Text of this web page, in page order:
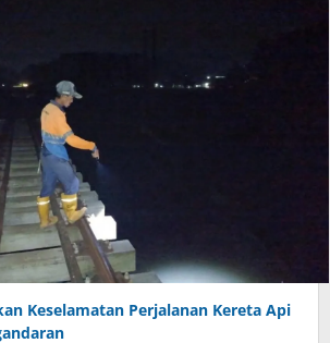
Keselamatan Perjalanan Kereta Api